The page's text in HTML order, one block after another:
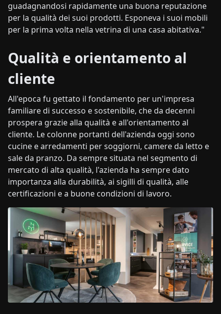
guadagnandosi rapidamente una buona reputazione
per la qualità dei suoi prodotti. Esponeva i suoi mobili
per la prima volta nella vetrina di una casa abitativa."
Qualità e orientamento al
cliente
All'epoca fu gettato il fondamento per un'impresa
familiare di successo e sostenibile, che da decenni
prospera grazie alla qualità e all'orientamento al
cliente. Le colonne portanti dell'azienda oggi sono
cucine e arredamenti per soggiorni, camere da letto e
sale da pranzo. Da sempre situata nel segmento di
mercato di alta qualità, l'azienda ha sempre dato
importanza alla durabilità, ai sigilli di qualità, alle
certificazioni e a buone condizioni di lavoro.